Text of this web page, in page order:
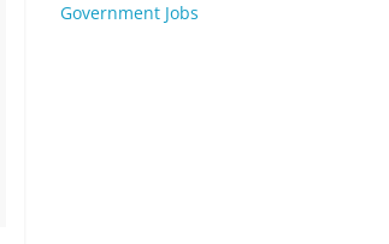
Government Jobs